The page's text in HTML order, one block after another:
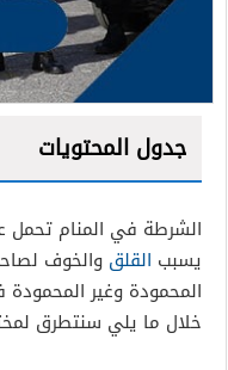
جدول المحتويات
رجال الشرطة
الشرطة في المنام تحمل
يسبب القلق والخوف
المحمودة وغير
خلال ما يلي سنتطرق